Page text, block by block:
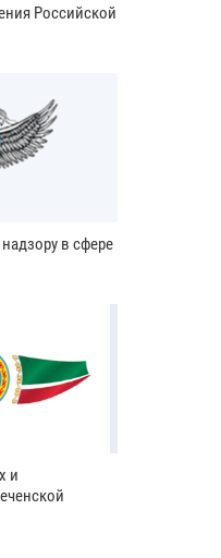
Российской
в сфере
и